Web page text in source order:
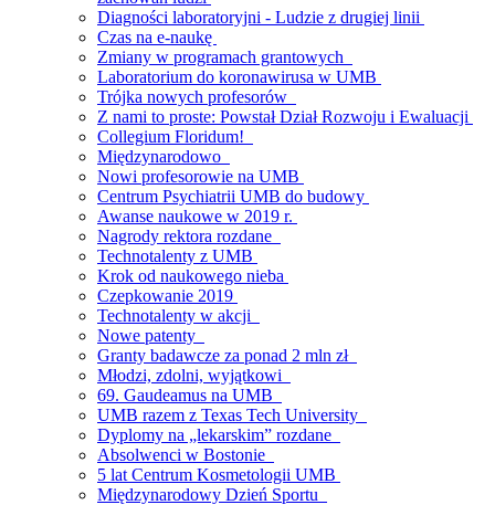
Diagności laboratoryjni - Ludzie z drugiej linii
Czas na e-naukę
Zmiany w programach grantowych
Laboratorium do koronawirusa w UMB
Trójka nowych profesorów
Z nami to proste: Powstał Dział Rozwoju i Ewaluacji
Collegium Floridum!
Międzynarodowo
Nowi profesorowie na UMB
Centrum Psychiatrii UMB do budowy
Awanse naukowe w 2019 r.
Nagrody rektora rozdane
Technotalenty z UMB
Krok od naukowego nieba
Czepkowanie 2019
Technotalenty w akcji
Nowe patenty
Granty badawcze za ponad 2 mln zł
Młodzi, zdolni, wyjątkowi
69. Gaudeamus na UMB
UMB razem z Texas Tech University
Dyplomy na „lekarskim” rozdane
Absolwenci w Bostonie
5 lat Centrum Kosmetologii UMB
Międzynarodowy Dzień Sportu